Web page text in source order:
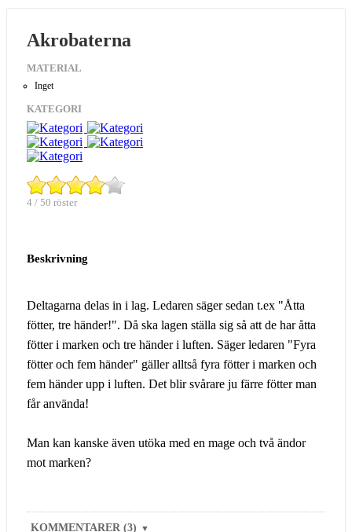
Akrobaterna
MATERIAL
Inget
KATEGORI
4 / 50 röster
Beskrivning
Deltagarna delas in i lag. Ledaren säger sedan t.ex "Åtta
fötter, tre händer!". Då ska lagen ställa sig så att de har åtta
fötter i marken och tre händer i luften. Säger ledaren "Fyra
fötter och fem händer" gäller alltså fyra fötter i marken och
fem händer upp i luften. Det blir svårare ju färre fötter man
får använda!
Man kan kanske även utöka med en mage och två ändor
mot marken?
KOMMENTARER (3) ▼